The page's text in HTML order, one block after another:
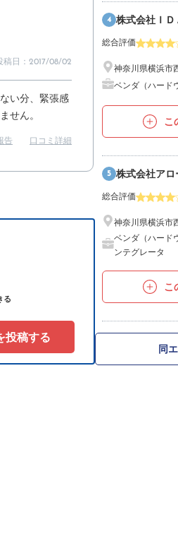
稿日：2017/08/02
い分、緊張感
せん。
告 口コミ詳細
る
投稿する
4 株式会社ＩＤ
総合評価
神奈川県横浜市
ベンダ（ハード
こ
5 株式会社ア
総合評価
神奈川県横浜市
ベンダ（ハード
ンテグレータ
こ
同